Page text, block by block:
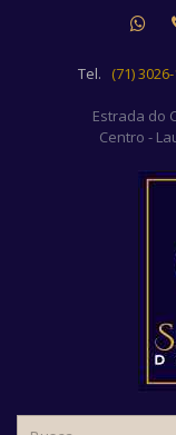
Tel. (71)
Estrada do
Centro -